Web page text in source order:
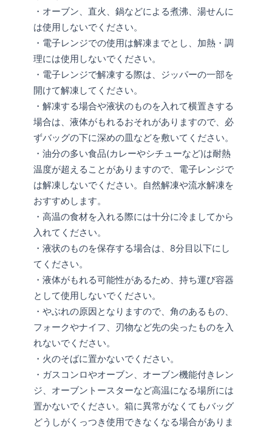
・オーブン、直火、鍋などによる煮沸、湯せんに
は使用しないでください。
・電子レンジでの使用は解凍までとし、加熱・調
理には使用しないでください。
・電子レンジで解凍する際は、ジッパーの一部を
開けて解凍してください。
・解凍する場合や液状のものを入れて横置きする
場合は、液体がもれるおそれがありますので、必
ずバッグの下に深めの皿などを敷いてください。
・油分の多い食品(カレーやシチューなど)は耐熱
温度が超えることがありますので、電子レンジで
は解凍しないでください。自然解凍や流水解凍を
おすすめします。
・高温の食材を入れる際には十分に冷ましてから
入れてください。
・液状のものを保存する場合は、8分目以下にし
てください。
・液体がもれる可能性があるため、持ち運び容器
として使用しないでください。
・やぶれの原因となりますので、角のあるもの、
フォークやナイフ、刃物など先の尖ったものを入
れないでください。
・火のそばに置かないでください。
・ガスコンロやオーブン、オーブン機能付きレン
ジ、オーブントースターなど高温になる場所には
置かないでください。箱に異常がなくてもバッグ
どうしがくっつき使用できなくなる場合がありま